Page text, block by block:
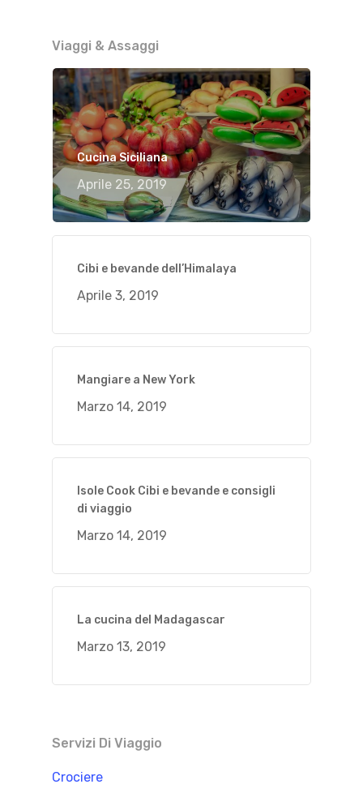
Viaggi & Assaggi
Cucina Siciliana
Aprile 25, 2019
Cibi e bevande dell’Himalaya
Aprile 3, 2019
Mangiare a New York
Marzo 14, 2019
Isole Cook Cibi e bevande e consigli
di viaggio
Marzo 14, 2019
La cucina del Madagascar
Marzo 13, 2019
Servizi Di Viaggio
Crociere